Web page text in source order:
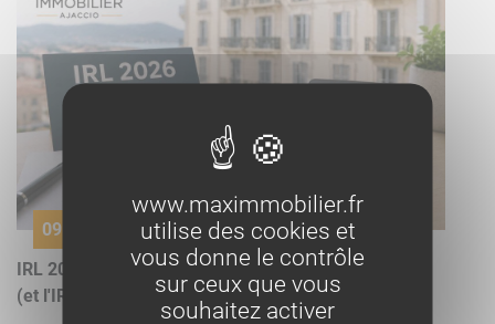
09 juillet
IRL 2026 : le dernier indice de référence des loyers
(et l'IRL Corse)
www.maximmobilier.fr
utilise des cookies et
vous donne le contrôle
sur ceux que vous
souhaitez activer